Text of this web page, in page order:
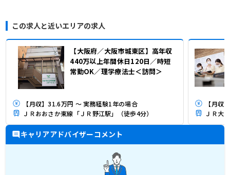
この求人と近いエリアの求人
【大阪府／大阪市城東区】高年収
440万以上年間休日120日／時短
常勤OK／理学療法士＜訪問＞
【月収】31.6万円 ～ 実務経験1年の場合
ＪＲおおさか東線「ＪＲ野江駅」（徒歩4分）
【月収
ＪＲ大
キャリアアドバイザーコメント